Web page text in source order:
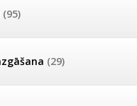
(95)
(29)